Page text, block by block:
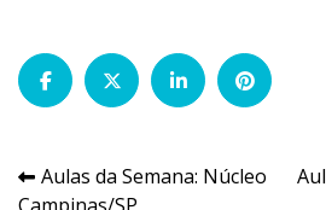
Navegação
Aulas da Semana: Núcleo